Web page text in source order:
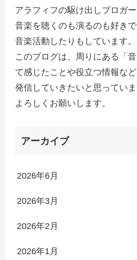
アラフィフの駆け出しブロガー
音楽を聴くのも演るのも好きで
音楽活動したりもしています。
このブログは、周りにある「
て感じたことや役立つ情報な
発信していきたいと思っていま
よろしくお願いします。
アーカイブ
2026年6月
2026年3月
2026年2月
2026年1月